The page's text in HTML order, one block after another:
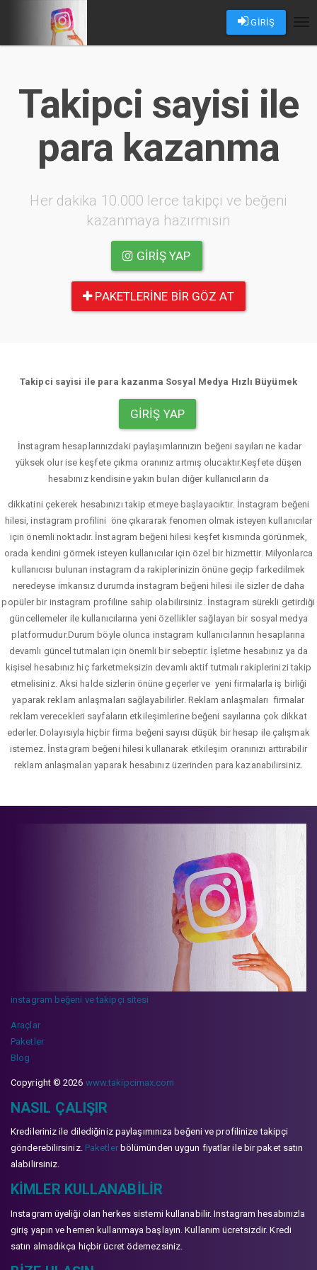
GİRİŞ
Takipci sayisi ile
para kazanma
Her dakika 10.000 lerce takipçi ve beğeni
kazanmaya hazırmısın
GIRIŞ YAP
PAKETLERINE BIR GÖZ AT
Takipci sayisi ile para kazanma Sosyal Medya Hızlı Büyümek
GIRIŞ YAP
İnstagram hesaplarınızdaki paylaşımlarınızın beğeni sayıları ne kadar
yüksek olur ise keşfete çıkma oranınız artmış olucaktır.Keşfete düşen
hesabınız kendisine yakın bulan diğer kullanıcıların da
dikkatini çekerek hesabınızı takip etmeye başlayacıktır. İnstagram beğeni
hilesi, instagram profilini öne çıkararak fenomen olmak isteyen kullanıcılar
için önemli noktadır. İnstagram beğeni hilesi keşfet kısmında görünmek,
orada kendini görmek isteyen kullanıcılar için özel bir hizmettir. Milyonlarca
kullanıcısı bulunan instagram da rakiplerinizin önüne geçip farkedilmek
neredeyse imkansız durumda instagram beğeni hilesi ile sizler de daha
popüler bir instagram profiline sahip olabilirsiniz. İnstagram sürekli getirdiği
güncellemeler ile kullanıcılarına yeni özellikler sağlayan bir sosyal medya
platformudur.Durum böyle olunca instagram kullanıcılarının hesaplarına
devamlı güncel tutmaları için önemli bir sebeptir. İşletme hesabınız ya da
kişisel hesabınız hiç farketmeksizin devamlı aktif tutmalı rakiplerinizi takip
etmelisiniz. Aksi halde sizlerin önüne geçerler ve yeni firmalarla iş birliği
yaparak reklam anlaşmaları sağlayabilirler. Reklam anlaşmaları firmalar
reklam verecekleri sayfaların etkileşimlerine beğeni sayılarına çok dikkat
ederler. Dolayısıyla hiçbir firma beğeni sayısı düşük bir hesap ile çalışmak
istemez. İnstagram beğeni hilesi kullanarak etkileşim oranınızı arttırabilir
reklam anlaşmaları yaparak hesabınız üzerinden para kazanabilirsiniz.
instagram beğeni ve takipçi sitesi
Araçlar
Paketler
Blog
Copyright © 2026 www.takipcimax.com
NASIL ÇALIŞIR
Kredileriniz ile dilediğiniz paylaşımınıza beğeni ve profilinize takipçi
gönderebilirsiniz. Paketlerbölümünden uygun fiyatlar ile bir paket satın
alabilirsiniz.
KIMLER KULLANABILIR
Instagram üyeliği olan herkes sistemi kullanabilir. Instagram hesabınızla
giriş yapın ve hemen kullanmaya başlayın. Kullanım ücretsizdir. Kredi
satın almadıkça hiçbir ücret ödemezsiniz.